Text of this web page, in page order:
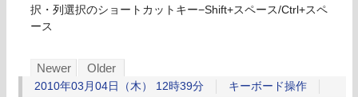
択・列選択のショートカットキー−Shift+スペース/Ctrl+スペ
ース
Newer Older
2010年03月04日（木） 12時39分 キーボード操作